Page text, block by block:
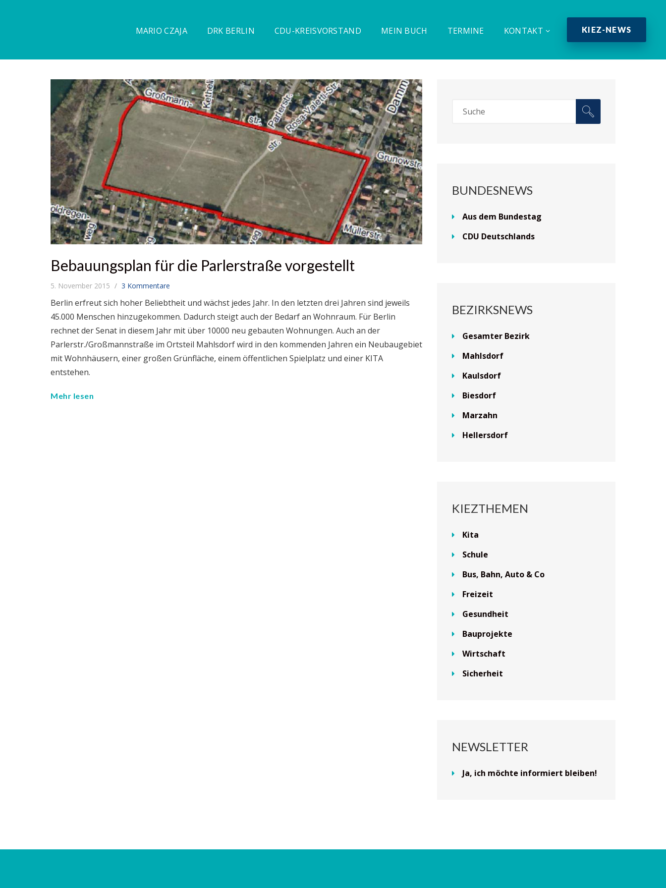
MARIO CZAJA DRK BERLIN CDU-KREISVORSTAND MEIN BUCH TERMINE KONTAKT KIEZ-NEWS
Bebauungsplan für die Parlerstraße vorgestellt
5. November 2015 3 Kommentare
Berlin erfreut sich hoher Beliebtheit und wächst jedes Jahr. In den letzten drei Jahren sind jeweils
45.000 Menschen hinzugekommen. Dadurch steigt auch der Bedarf an Wohnraum. Für Berlin
rechnet der Senat in diesem Jahr mit über 10000 neu gebauten Wohnungen. Auch an der
Parlerstr./Großmannstraße im Ortsteil Mahlsdorf wird in den kommenden Jahren ein Neubaugebiet
mit Wohnhäusern, einer großen Grünfläche, einem öffentlichen Spielplatz und einer KITA
entstehen.
Mehr lesen
BUNDESNEWS
Aus dem Bundestag
CDU Deutschlands
BEZIRKSNEWS
Gesamter Bezirk
Mahlsdorf
Kaulsdorf
Biesdorf
Marzahn
Hellersdorf
KIEZTHEMEN
Kita
Schule
Bus, Bahn, Auto & Co
Freizeit
Gesundheit
Bauprojekte
Wirtschaft
Sicherheit
NEWSLETTER
Ja, ich möchte informiert bleiben!